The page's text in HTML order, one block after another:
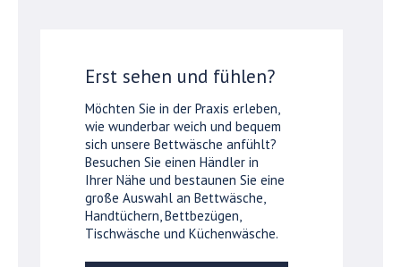
Erst sehen und fühlen?
Möchten Sie in der Praxis erleben,
wie wunderbar weich und bequem
sich unsere Bettwäsche anfühlt?
Besuchen Sie einen Händler in
Ihrer Nähe und bestaunen Sie eine
große Auswahl an Bettwäsche,
Handtüchern, Bettbezügen,
Tischwäsche und Küchenwäsche.